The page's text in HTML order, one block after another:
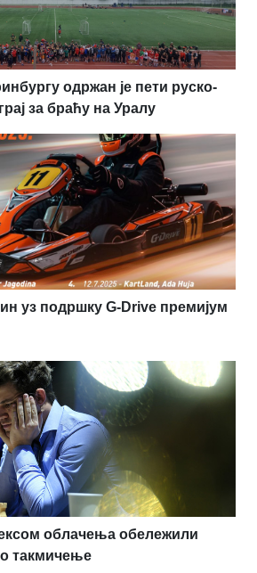
одржан је пети руско-
за браћу на Уралу
уз подршку G-Drive премијум
облачења обележили
такмичење